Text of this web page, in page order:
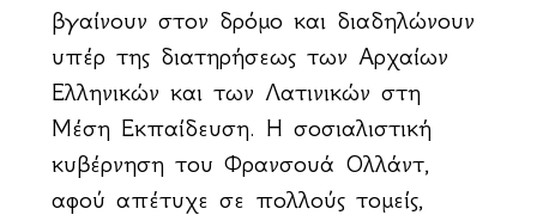
βγαίνουν στον δρόμο και διαδηλώνουν
υπέρ της διατηρήσεως των Αρχαίων
Ελληνικών και των Λατινικών στη
Μέση Εκπαίδευση. Η σοσιαλιστική
κυβέρνηση του Φρανσουά Ολλάντ,
αφού απέτυχε σε πολλούς τομείς,